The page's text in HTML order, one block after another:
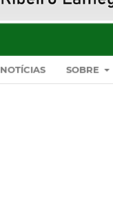
NOTÍCIAS SOBRE